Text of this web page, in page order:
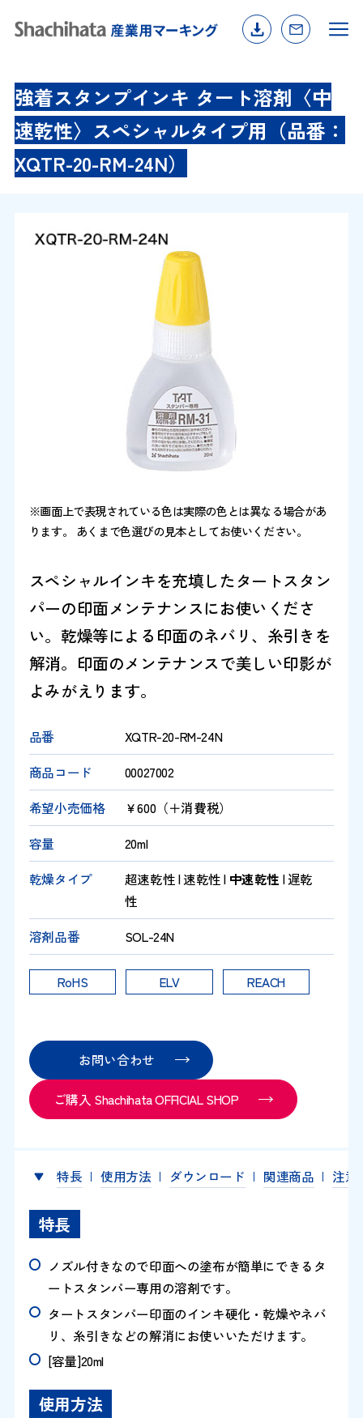
強着スタンプインキ タート溶剤〈中
速乾性〉スペシャルタイプ用（品番：
XQTR-20-RM-24N）
※画面上で表現されている色は実際の色とは異なる場合があ
ります。 あくまで色選びの見本としてお使いください。
スペシャルインキを充填したタートスタン
パーの印面メンテナンスにお使いくださ
い。乾燥等による印面のネバリ、糸引きを
解消。印面のメンテナンスで美しい印影が
よみがえります。
品番
XQTR-20-RM-24N
商品コード
00027002
希望小売価格
￥600（＋消費税）
容量
20ml
乾燥タイプ
超速乾性 | 速乾性 | 中速乾性 | 遅乾
性
溶剤品番
SOL-24N
RoHS ELV REACH
お問い合わせ
ご購入 Shachihata OFFICIAL SHOP
特長 使用方法 ダウンロード 関連商品 注意
特長
ノズル付きなので印面への塗布が簡単にできるタ
ートスタンパー専用の溶剤です。
タートスタンパー印面のインキ硬化・乾燥やネバ
リ、糸引きなどの解消にお使いいただけます。
[容量]20ml
使用方法